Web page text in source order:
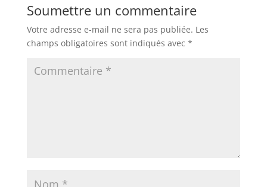
Soumettre un commentaire
Votre adresse e-mail ne sera pas publiée. Les
champs obligatoires sont indiqués avec *